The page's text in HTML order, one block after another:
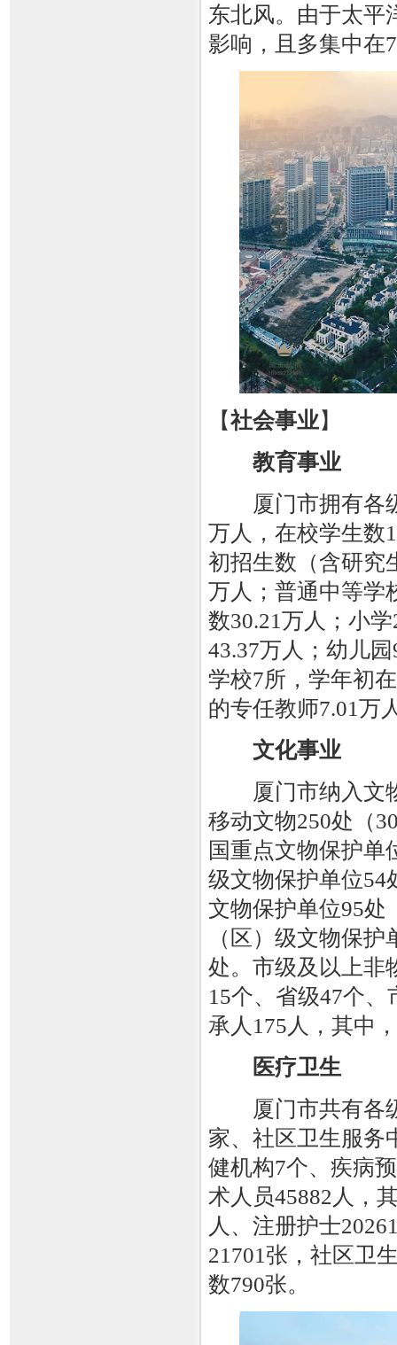
东北风。由于太平
影响，且多集中在
【社会事业】
教育事业
厦门市拥有各级
万人，在校学生数
初招生数（含研究
万人；普通中等学
数30.21万人；小
43.37万人；幼儿
学校7所，学年初
的专任教师7.01万
文化事业
厦门市纳入文
移动文物250处（
国重点文物保护单
级文物保护单位54
文物保护单位95处
（区）级文物保
处。市级及以上非
15个、省级47个
承人175人，其中
医疗卫生
厦门市共有各级
家、社区卫生服务
健机构7个、疾病
术人员45882人，
人、注册护士
21701张，社区卫
数790张。